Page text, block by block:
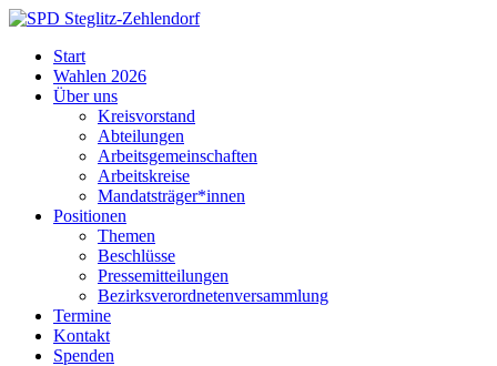
Skip
content
Steglitz-
Zehlendorf
Start
Wahlen 2026
Über uns
Kreisvorstand
Abteilungen
Arbeitsgemeinschaften
Arbeitskreise
Mandatsträger*innen
Positionen
Themen
Beschlüsse
Pressemitteilungen
Bezirksverordnetenversammlung
Termine
Kontakt
Spenden